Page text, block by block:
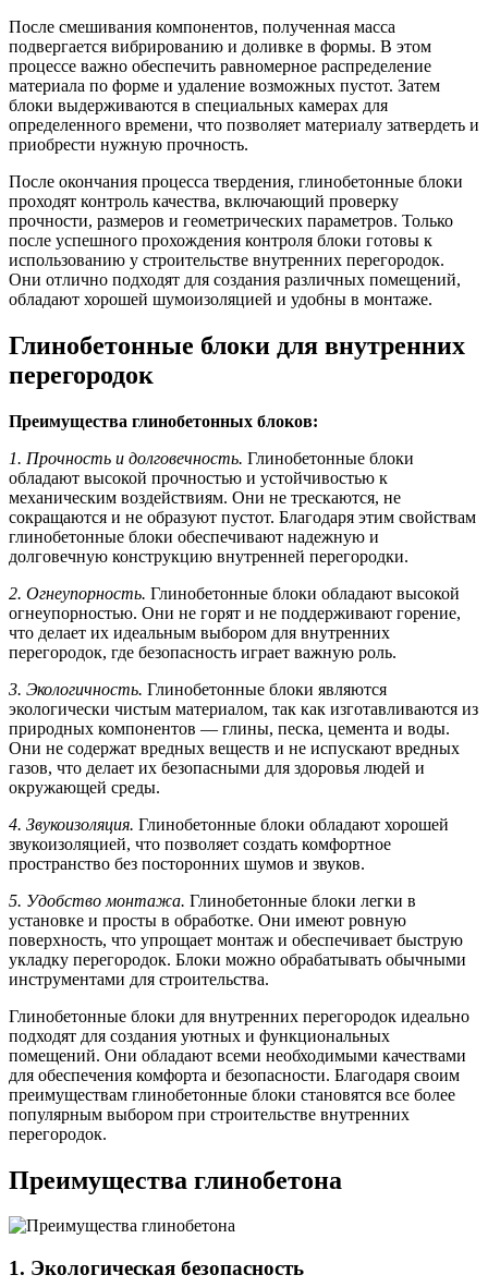
После смешивания компонентов, полученная масса
подвергается вибрированию и доливке в формы. В этом
процессе важно обеспечить равномерное распределение
материала по форме и удаление возможных пустот. Затем
блоки выдерживаются в специальных камерах для
определенного времени, что позволяет материалу затвердеть и
приобрести нужную прочность.
После окончания процесса твердения, глинобетонные блоки
проходят контроль качества, включающий проверку
прочности, размеров и геометрических параметров. Только
после успешного прохождения контроля блоки готовы к
использованию у строительстве внутренних перегородок.
Они отлично подходят для создания различных помещений,
обладают хорошей шумоизоляцией и удобны в монтаже.
Глинобетонные блоки для внутренних
перегородок
Преимущества глинобетонных блоков:
1. Прочность и долговечность. Глинобетонные блоки
обладают высокой прочностью и устойчивостью к
механическим воздействиям. Они не трескаются, не
сокращаются и не образуют пустот. Благодаря этим свойствам
глинобетонные блоки обеспечивают надежную и
долговечную конструкцию внутренней перегородки.
2. Огнеупорность. Глинобетонные блоки обладают высокой
огнеупорностью. Они не горят и не поддерживают горение,
что делает их идеальным выбором для внутренних
перегородок, где безопасность играет важную роль.
3. Экологичность. Глинобетонные блоки являются
экологически чистым материалом, так как изготавливаются из
природных компонентов — глины, песка, цемента и воды.
Они не содержат вредных веществ и не испускают вредных
газов, что делает их безопасными для здоровья людей и
окружающей среды.
4. Звукоизоляция. Глинобетонные блоки обладают хорошей
звукоизоляцией, что позволяет создать комфортное
пространство без посторонних шумов и звуков.
5. Удобство монтажа. Глинобетонные блоки легки в
установке и просты в обработке. Они имеют ровную
поверхность, что упрощает монтаж и обеспечивает быструю
укладку перегородок. Блоки можно обрабатывать обычными
инструментами для строительства.
Глинобетонные блоки для внутренних перегородок идеально
подходят для создания уютных и функциональных
помещений. Они обладают всеми необходимыми качествами
для обеспечения комфорта и безопасности. Благодаря своим
преимуществам глинобетонные блоки становятся все более
популярным выбором при строительстве внутренних
перегородок.
Преимущества глинобетона
1. Экологическая безопасность